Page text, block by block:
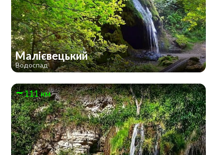
Малієвецький
Водоспад
111 км